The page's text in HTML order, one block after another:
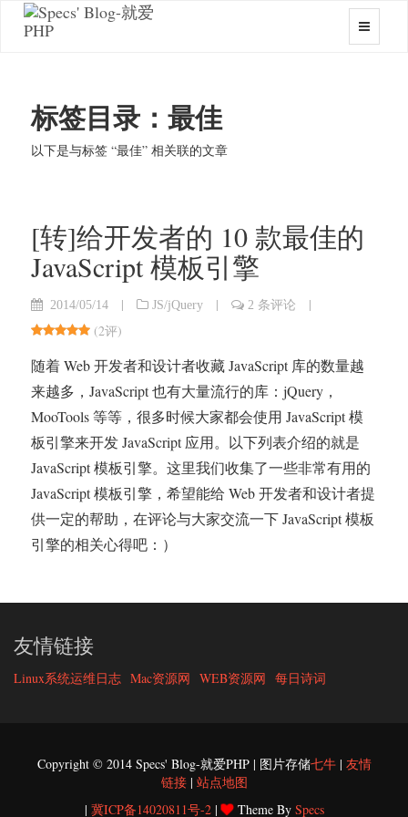
标签目录：最佳
以下是与标签 “最佳” 相关联的文章
[转]给开发者的 10 款最佳的
JavaScript 模板引擎
2014/05/14 | JS/jQuery | 2 条评论
|
(2评)
随着 Web 开发者和设计者收藏 JavaScript 库的数量越
来越多，JavaScript 也有大量流行的库：jQuery，
MooTools 等等，很多时候大家都会使用 JavaScript 模
板引擎来开发 JavaScript 应用。以下列表介绍的就是
JavaScript 模板引擎。这里我们收集了一些非常有用的
JavaScript 模板引擎，希望能给 Web 开发者和设计者提
供一定的帮助，在评论与大家交流一下 JavaScript 模板
引擎的相关心得吧：）
友情链接
Linux系统运维日志 Mac资源网 WEB资源网 每日诗词
Copyright © 2014 Specs' Blog-就爱PHP | 图片存储七牛| 友情
链接| 站点地图
| 冀ICP备14020811号-2| Theme By Specs